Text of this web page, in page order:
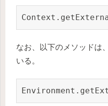
なお、以下のメソッドは
いる。